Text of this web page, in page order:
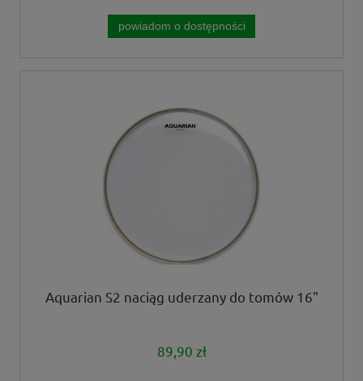
powiadom o dostępności
Aquarian S2 naciąg uderzany do tomów 16"
89,90 zł